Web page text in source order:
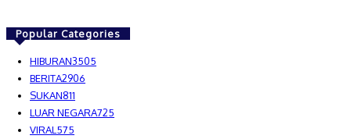
Popular Categories
HIBURAN3505
BERITA2906
SUKAN811
LUAR NEGARA725
VIRAL575